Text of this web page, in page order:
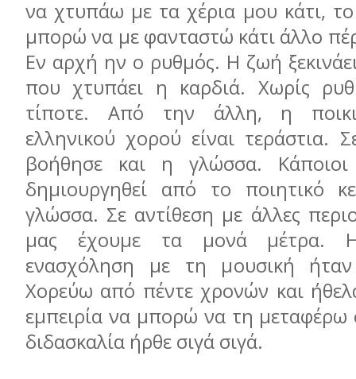
να χτυπάω με τα χέρια μου κάτι,
μπορώ να με φανταστώ κάτι άλλο
Εν αρχή ην ο ρυθμός. Η ζωή
που χτυπάει η καρδιά. Χωρίς
τίποτε. Από την άλλη, η
ελληνικού χορού είναι τεράστια.
βοήθησε και η γλώσσα.
δημιουργηθεί από το ποιητικό
γλώσσα. Σε αντίθεση με άλλες
μας έχουμε τα μονά μέτρα.
ενασχόληση με τη μουσική
Χορεύω από πέντε χρονών και
εμπειρία να μπορώ να τη
διδασκαλία ήρθε σιγά σιγά.